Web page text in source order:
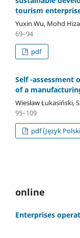
tourism
Yuxin Wu, Mohd
69–94
pdf
Self -
of a
Wiesław Łukasiński,
95–109
pdf (Język
online
Enterprises